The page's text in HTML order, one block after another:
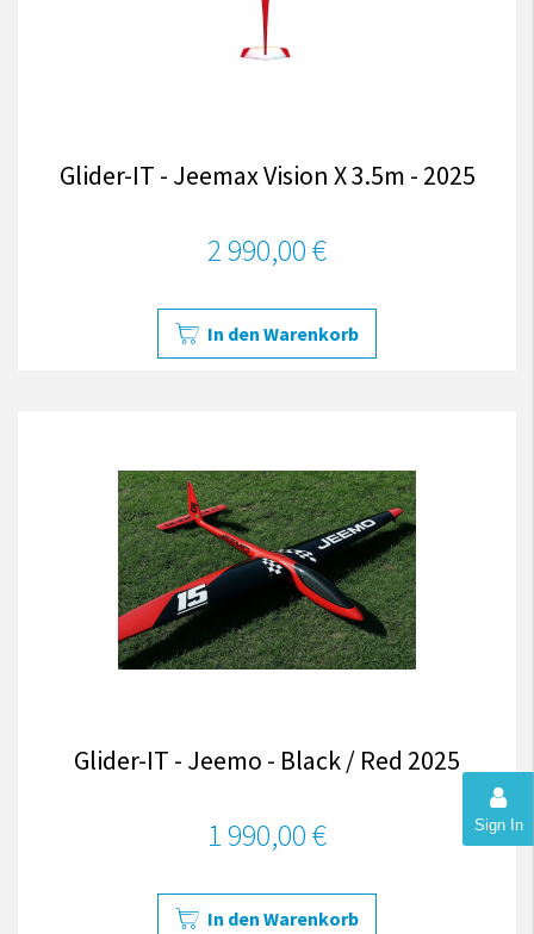
Sign In
Glider-IT - Jeemax Vision X 3.5m - 2025
2 990,00 €
In den Warenkorb
Glider-IT - Jeemo - Black / Red 2025
1 990,00 €
In den Warenkorb